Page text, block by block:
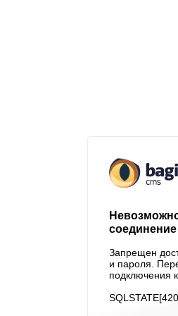
Запрещен
и пароля.
подключения